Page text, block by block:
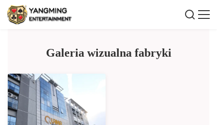
Galeria wizualna fabryki